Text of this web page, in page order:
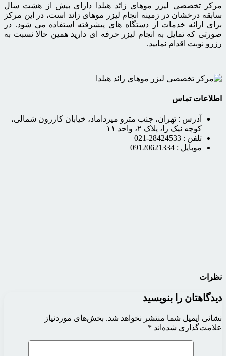
مرکز تخصصی لیزر موهای زائد هیلدا دارای بیش از هشت سال
سابقه درخشان در زمینه انجام لیزر موهای زائد است، در این مرکز
برای ارائه خدمات از دستگاه های پیشرفته استفاده می شود. در
صورتی که تمایل به انجام لیزر حرفه ای دارید همین حالا نسبت به
رزرو نوبت اقدام نمایید.
اطلاعات تماس
آدرس : تهران، جنب مترو میرداماد، خیابان کازرون شمالی،
کوچه نیک را، پلاک ۲، واحد ۱۱
تلفن : 28424533-021
موبایل : 09120621334
نظرات
دیدگاهتان را بنویسید
نشانی ایمیل شما منتشر نخواهد شد. بخش‌های موردنیاز
علامت‌گذاری شده‌اند *